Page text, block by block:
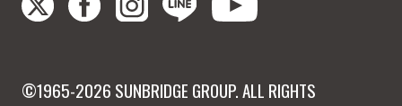
©1965-2026 SUNBRIDGE GROUP. ALL RIGHTS